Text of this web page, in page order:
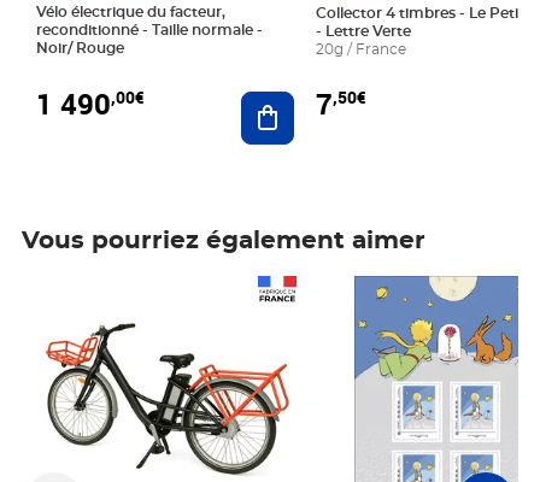
Vélo électrique du facteur,
reconditionné - Taille normale -
Noir/ Rouge
1 490,00€ Ajouter au panier
Collector 4 timbres - Le Petit
- Lettre Verte
20g / France
7,50€
Vous pourriez également aimer
Prix 7,50€